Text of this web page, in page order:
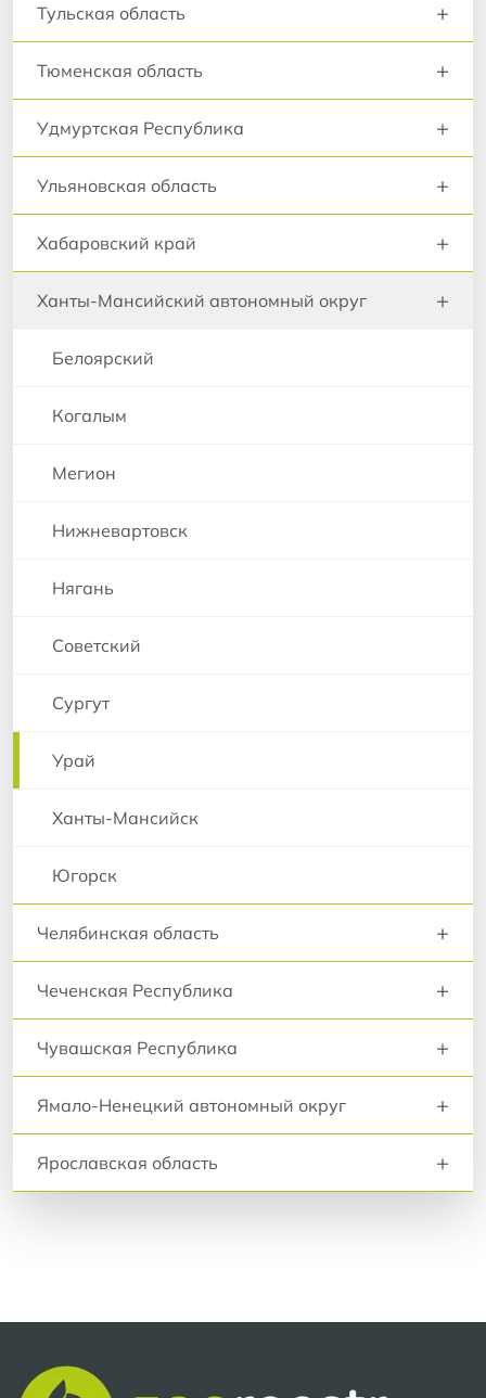
Тульская область +
Тюменская область +
Удмуртская Республика +
Ульяновская область +
Хабаровский край +
Ханты-Мансийский автономный округ +
Белоярский
Когалым
Мегион
Нижневартовск
Нягань
Советский
Сургут
Урай
Ханты-Мансийск
Югорск
Челябинская область +
Чеченская Республика +
Чувашская Республика +
Ямало-Ненецкий автономный округ +
Ярославская область +